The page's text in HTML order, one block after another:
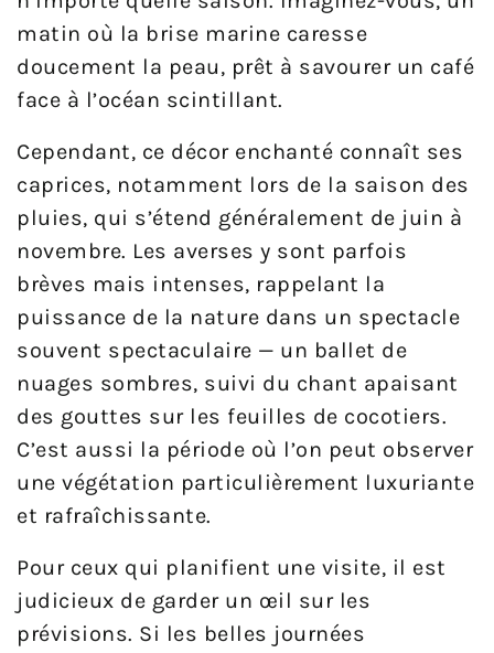
matin où la brise marine caresse
doucement la peau, prêt à savourer un café
face à l’océan scintillant.
Cependant, ce décor enchanté connaît ses
caprices, notamment lors de la saison des
pluies, qui s’étend généralement de juin à
novembre. Les averses y sont parfois
brèves mais intenses, rappelant la
puissance de la nature dans un spectacle
souvent spectaculaire — un ballet de
nuages sombres, suivi du chant apaisant
des gouttes sur les feuilles de cocotiers.
C’est aussi la période où l’on peut observer
une végétation particulièrement luxuriante
et rafraîchissante.
Pour ceux qui planifient une visite, il est
judicieux de garder un œil sur les
prévisions. Si les belles journées